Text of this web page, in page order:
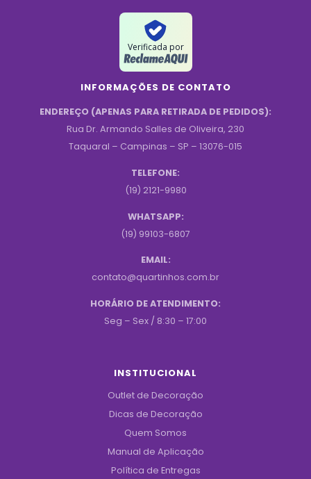
Verificada por
INFORMAÇÕES DE CONTATO
ENDEREÇO (APENAS PARA RETIRADA DE PEDIDOS):
Rua Dr. Armando Salles de Oliveira, 230
Taquaral – Campinas – SP – 13076-015
TELEFONE:
(19) 2121-9980
WHATSAPP:
(19) 99103-6807
EMAIL:
contato@quartinhos.com.br
HORÁRIO DE ATENDIMENTO:
Seg – Sex / 8:30 – 17:00
INSTITUCIONAL
Outlet de Decoração
Dicas de Decoração
Quem Somos
Manual de Aplicação
Política de Entregas